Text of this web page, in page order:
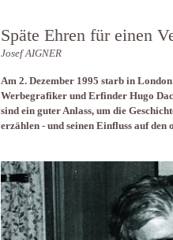
Späte Ehren für einen
Josef AIGNER
Am 2. Dezember 1995 starb in
Werbegrafiker und Erfinder Hugo
sind ein guter Anlass, um die
erzählen - und seinen Einfluss auf